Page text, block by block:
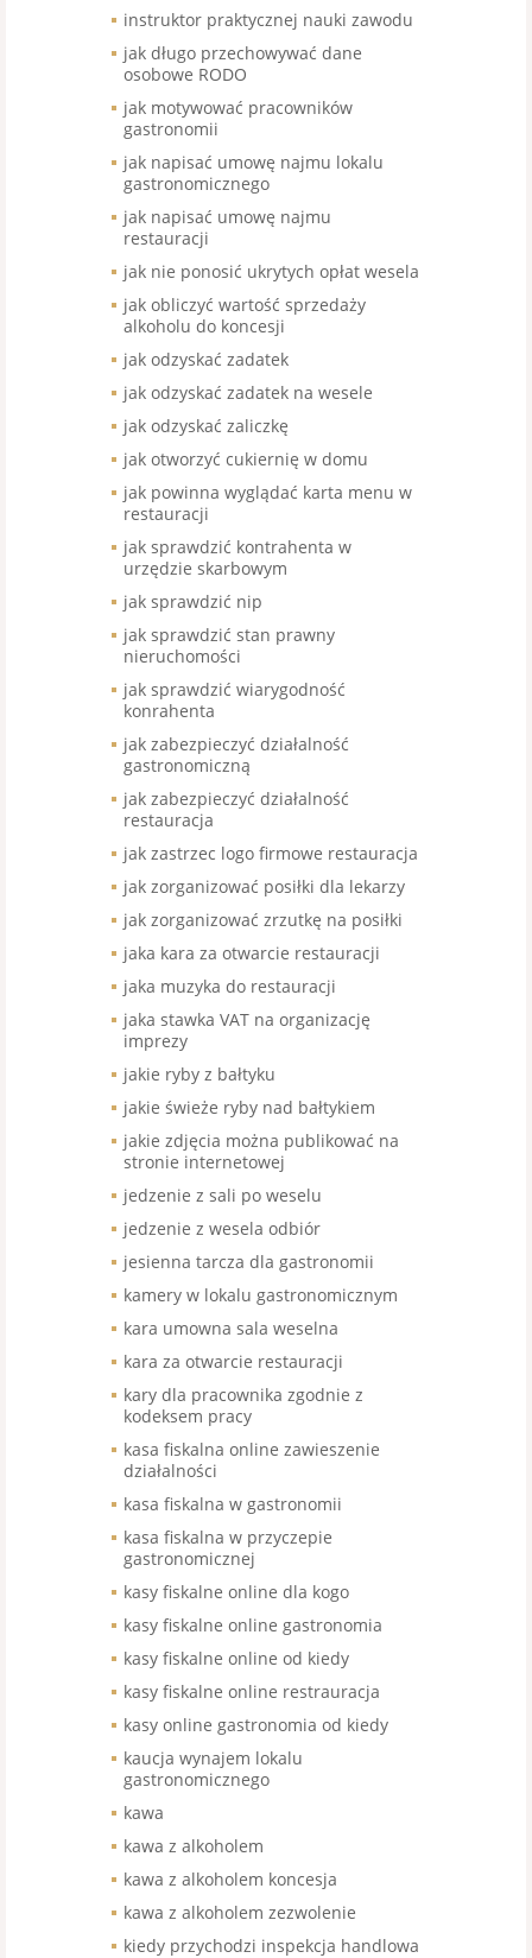
instruktor praktycznej nauki zawodu
jak długo przechowywać dane
osobowe RODO
jak motywować pracowników
gastronomii
jak napisać umowę najmu lokalu
gastronomicznego
jak napisać umowę najmu
restauracji
jak nie ponosić ukrytych opłat wesela
jak obliczyć wartość sprzedaży
alkoholu do koncesji
jak odzyskać zadatek
jak odzyskać zadatek na wesele
jak odzyskać zaliczkę
jak otworzyć cukiernię w domu
jak powinna wyglądać karta menu w
restauracji
jak sprawdzić kontrahenta w
urzędzie skarbowym
jak sprawdzić nip
jak sprawdzić stan prawny
nieruchomości
jak sprawdzić wiarygodność
konrahenta
jak zabezpieczyć działalność
gastronomiczną
jak zabezpieczyć działalność
restauracja
jak zastrzec logo firmowe restauracja
jak zorganizować posiłki dla lekarzy
jak zorganizować zrzutkę na posiłki
jaka kara za otwarcie restauracji
jaka muzyka do restauracji
jaka stawka VAT na organizację
imprezy
jakie ryby z bałtyku
jakie świeże ryby nad bałtykiem
jakie zdjęcia można publikować na
stronie internetowej
jedzenie z sali po weselu
jedzenie z wesela odbiór
jesienna tarcza dla gastronomii
kamery w lokalu gastronomicznym
kara umowna sala weselna
kara za otwarcie restauracji
kary dla pracownika zgodnie z
kodeksem pracy
kasa fiskalna online zawieszenie
działalności
kasa fiskalna w gastronomii
kasa fiskalna w przyczepie
gastronomicznej
kasy fiskalne online dla kogo
kasy fiskalne online gastronomia
kasy fiskalne online od kiedy
kasy fiskalne online restrauracja
kasy online gastronomia od kiedy
kaucja wynajem lokalu
gastronomicznego
kawa
kawa z alkoholem
kawa z alkoholem koncesja
kawa z alkoholem zezwolenie
kiedy przychodzi inspekcja handlowa